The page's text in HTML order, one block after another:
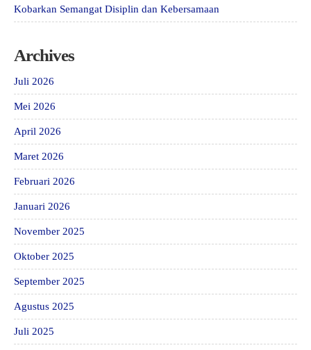
Kobarkan Semangat Disiplin dan Kebersamaan
Archives
Juli 2026
Mei 2026
April 2026
Maret 2026
Februari 2026
Januari 2026
November 2025
Oktober 2025
September 2025
Agustus 2025
Juli 2025